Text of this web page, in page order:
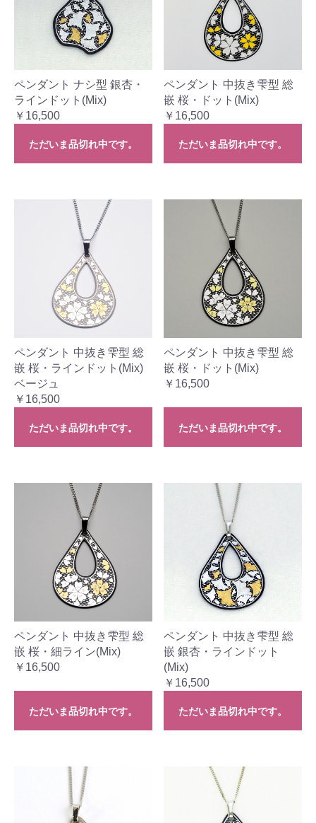
ペンダント ナシ型 銀杏・
ラインドット(Mix)
￥16,500
ただいま品切れ中です。
ペンダント 中抜き雫型 総
嵌 桜・ドット(Mix)
￥16,500
ただいま品切れ中です。
ペンダント 中抜き雫型 総
嵌 桜・ラインドット(Mix)
ベージュ
￥16,500
ただいま品切れ中です。
ペンダント 中抜き雫型 総
嵌 桜・ドット(Mix)
￥16,500
ただいま品切れ中です。
ペンダント 中抜き雫型 総
嵌 桜・細ライン(Mix)
￥16,500
ただいま品切れ中です。
ペンダント 中抜き雫型 総
嵌 銀杏・ラインドット
(Mix)
￥16,500
ただいま品切れ中です。